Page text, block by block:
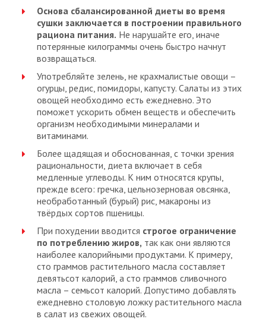
Основа сбалансированной диеты во время
сушки заключается в построении правильного
рациона питания. Не нарушайте его, иначе
потерянные килограммы очень быстро начнут
возвращаться.
Употребляйте зелень, не крахмалистые овощи –
огурцы, редис, помидоры, капусту. Салаты из этих
овощей необходимо есть ежедневно. Это
поможет ускорить обмен веществ и обеспечить
организм необходимыми минералами и
витаминами.
Более щадящая и обоснованная, с точки зрения
рациональности, диета включает в себя
медленные углеводы. К ним относятся крупы,
прежде всего: гречка, цельнозерновая овсянка,
необработанный (бурый) рис, макароны из
твёрдых сортов пшеницы.
При похудении вводится строгое ограничение
по потреблению жиров, так как они являются
наиболее калорийными продуктами. К примеру,
сто граммов растительного масла составляет
девятьсот калорий, а сто граммов сливочного
масла – семьсот калорий. Допустимо добавлять
ежедневно столовую ложку растительного масла
в салат из свежих овощей.